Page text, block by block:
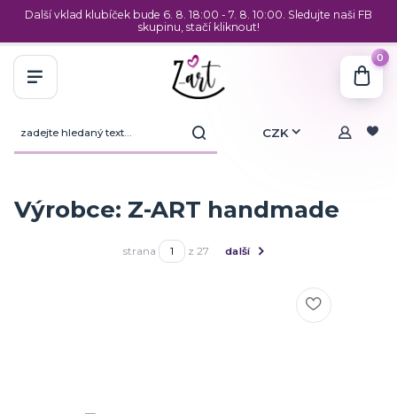
Další vklad klubíček bude 6. 8. 18:00 - 7. 8. 10:00. Sledujte naši FB
skupinu, stačí kliknout!
CZK
0
Výrobce: Z-ART handmade
strana z 27 další